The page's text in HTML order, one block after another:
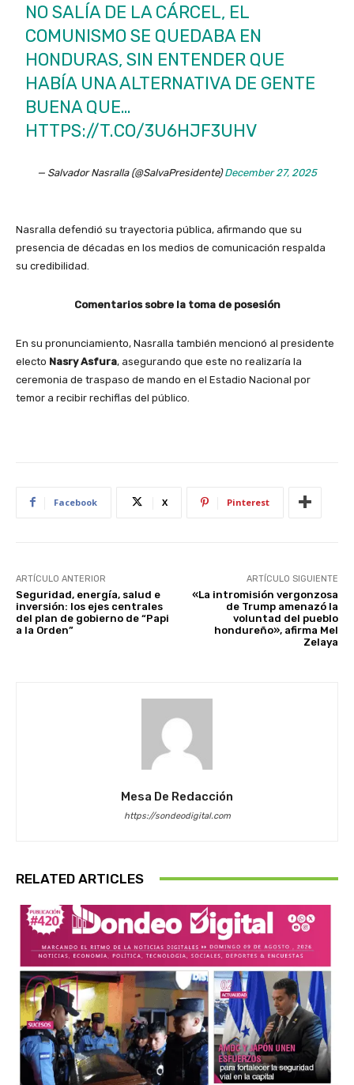
NO SALÍA DE LA CÁRCEL, EL
COMUNISMO SE QUEDABA EN
HONDURAS, SIN ENTENDER QUE
HABÍA UNA ALTERNATIVA DE GENTE
BUENA QUE…
HTTPS://T.CO/3U6HJF3UHV
— Salvador Nasralla (@SalvaPresidente)December 27, 2025
Nasralla defendió su trayectoria pública, afirmando que su
presencia de décadas en los medios de comunicación respalda
su credibilidad.
Comentarios sobre la toma de posesión
En su pronunciamiento, Nasralla también mencionó al presidente
electo Nasry Asfura, asegurando que este no realizaría la
ceremonia de traspaso de mando en el Estadio Nacional por
temor a recibir rechiflas del público.
Facebook X Pinterest
ARTÍCULO ANTERIOR
Seguridad, energía, salud e
inversión: los ejes centrales
del plan de gobierno de “Papi
a la Orden”
ARTÍCULO SIGUIENTE
«La intromisión vergonzosa
de Trump amenazó la
voluntad del pueblo
hondureño», afirma Mel
Zelaya
Mesa De Redacción
https://sondeodigital.com
RELATED ARTICLES